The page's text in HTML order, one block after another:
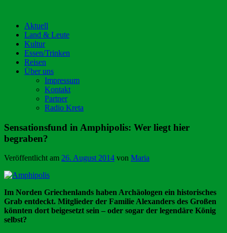
Aktuell
Land & Leute
Kultur
Essen/Trinken
Reisen
Über uns
Impressum
Kontakt
Partner
Radio Kreta
Sensationsfund in Amphipolis: Wer liegt hier
begraben?
Veröffentlicht am 26. August 2014 von Maria
Im Norden Griechenlands haben Archäologen ein historisches
Grab entdeckt. Mitglieder der Familie Alexanders des Großen
könnten dort beigesetzt sein – oder sogar der legendäre König
selbst?